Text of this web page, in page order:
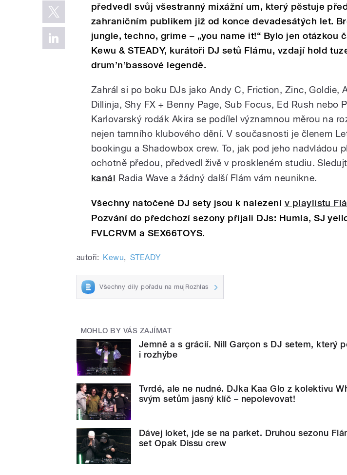
předvedl svůj všestranný mixážní um, který pěstuje
zahraničním publikem již od konce devadesátých let.
jungle, techno, grime – „you name it!“ Bylo jen otázkou
Kewu & STEADY, kurátoři DJ setů Flámu, vzdají hold
drum’n’bassové legendě.
Zahrál si po boku DJs jako Andy C, Friction, Zinc, Goldie,
Dillinja, Shy FX + Benny Page, Sub Focus, Ed Rush nebo
Karlovarský rodák Akira se podílel významnou měrou na
nejen tamního klubového dění. V současnosti je členem
bookingu a Shadowbox crew. To, jak pod jeho nadvládou
ochotně předou, předvedl živě v proskleném studiu.
kanál Radia Wave a žádný další Flám vám neunikne.
Všechny natočené DJ sety jsou k nalezení v playlistu
Pozvání do předchozí sezony přijali DJs: Humla, SJ
FVLCRVM a SEX66TOYS.
autoři: Kewu, STEADY
Všechny díly pořadu na mujRozhlas
MOHLO BY VÁS ZAJÍMAT
Jemně a s grácií. Nill Garçon s DJ setem, který
i rozhýbe
Tvrdé, ale ne nudné. DJka Kaa Glo z kolektivu
svým setům jasný klíč – nepolevovat!
Dávej loket, jde se na parket. Druhou sezonu
set Opak Dissu crew